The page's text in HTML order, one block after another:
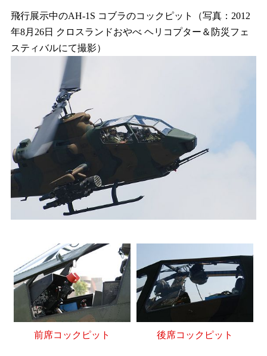
飛行展示中のAH-1S コブラのコックピット（写真：2012
年8月26日 クロスランドおやべ ヘリコプター＆防災フェ
スティバルにて撮影）
前席コックピット 後席コックピット